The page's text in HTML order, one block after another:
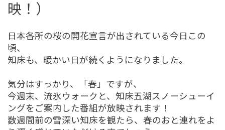
映！）
日本各所の桜の開花宣言が出されている今日この
頃、
知床も、暖かい日が続くようになりました。
気分はすっかり、「春」ですが、
今週末、流氷ウォークと、知床五湖スノーシューイ
ングをご案内した番組が放映されます！
数週間前の雪深い知床を観たら、春のおと連れをよ